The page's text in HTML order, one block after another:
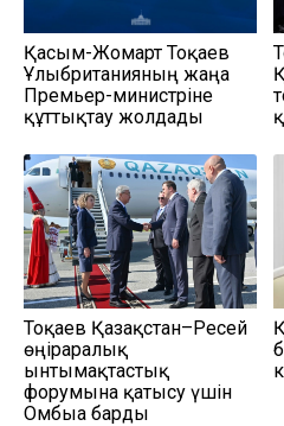
Қасым-Жомарт Тоқаев
Ұлыбританияның жаңа
Премьер-министріне
құттықтау жолдады
Тоқаев Қазақстан–Ресей
өңіраралық
ынтымақтастық
форумына қатысу үшін
Омбыға барды